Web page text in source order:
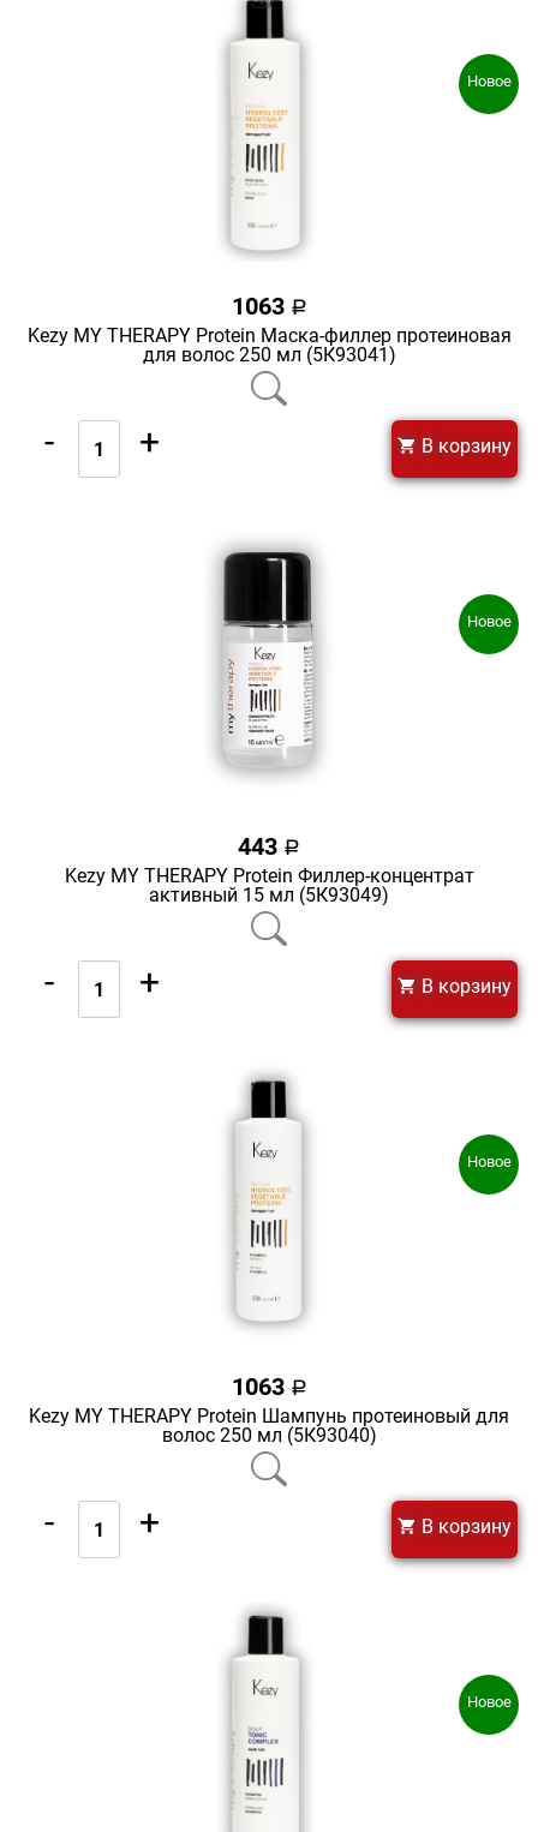
Новое
1063 a
Kezy MY THERAPY Protein Маска-филлер протеиновая
для волос 250 мл (5К93041)
- + В корзину
Новое
443 a
Kezy MY THERAPY Protein Филлер-концентрат
активный 15 мл (5К93049)
- + В корзину
Новое
1063 a
Kezy MY THERAPY Protein Шампунь протеиновый для
волос 250 мл (5К93040)
- + В корзину
Новое